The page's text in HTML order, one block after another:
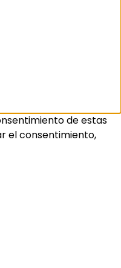
de estas
el consentimiento,